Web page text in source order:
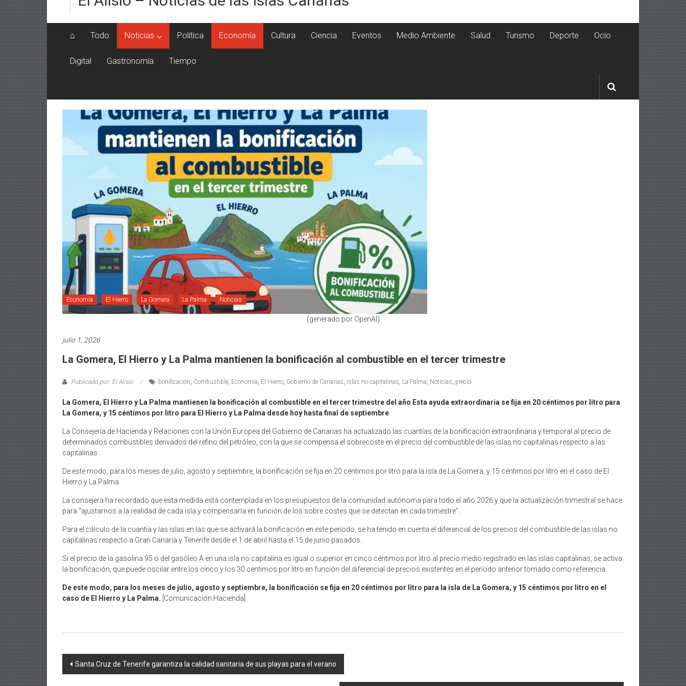
⌂ Todo Noticias Política Economía Cultura Ciencia Eventos Medio Ambiente Salud Turismo Deporte Ocio
Digital Gastronomía Tiempo
Economía El Hierro La Gomera La Palma Noticias
(generado por OpenAI)
julio 1, 2026
La Gomera, El Hierro y La Palma mantienen la bonificación al combustible en el tercer trimestre
Publicado por: El Alisio bonificación, Combustible, Economía, El Hierro, Gobierno de Canarias, islas no capitalinas, La Palma, Noticias, precio
La Gomera, El Hierro y La Palma mantienen la bonificación al combustible en el tercer trimestre del año Esta ayuda extraordinaria se fija en 20 céntimos por litro para
La Gomera, y 15 céntimos por litro para El Hierro y La Palma desde hoy hasta final de septiembre
La Consejería de Hacienda y Relaciones con la Unión Europea del Gobierno de Canarias ha actualizado las cuantías de la bonificación extraordinaria y temporal al precio de
determinados combustibles derivados del refino del petróleo, con la que se compensa el sobrecoste en el precio del combustible de las islas no capitalinas respecto a las
capitalinas.
De este modo, para los meses de julio, agosto y septiembre, la bonificación se fija en 20 céntimos por litro para la isla de La Gomera, y 15 céntimos por litro en el caso de El
Hierro y La Palma.
La consejera ha recordado que esta medida está contemplada en los presupuestos de la comunidad autónoma para todo el año 2026 y que la actualización trimestral se hace
para “ajustarnos a la realidad de cada isla y compensarla en función de los sobre costes que se detectan en cada trimestre”.
Para el cálculo de la cuantía y las islas en las que se activará la bonificación en este período, se ha tenido en cuenta el diferencial de los precios del combustible de las islas no
capitalinas respecto a Gran Canaria y Tenerife desde el 1 de abril hasta el 15 de junio pasados.
Si el precio de la gasolina 95 o del gasóleo A en una isla no capitalina es igual o superior en cinco céntimos por litro al precio medio registrado en las islas capitalinas, se activa
la bonificación, que puede oscilar entre los cinco y los 30 céntimos por litro en función del diferencial de precios existentes en el período anterior tomado como referencia.
De este modo, para los meses de julio, agosto y septiembre, la bonificación se fija en 20 céntimos por litro para la isla de La Gomera, y 15 céntimos por litro en el
caso de El Hierro y La Palma. [Comunicación.Hacienda]
Navegación
Santa Cruz de Tenerife garantiza la calidad sanitaria de sus playas para el verano